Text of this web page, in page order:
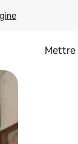
Mettre